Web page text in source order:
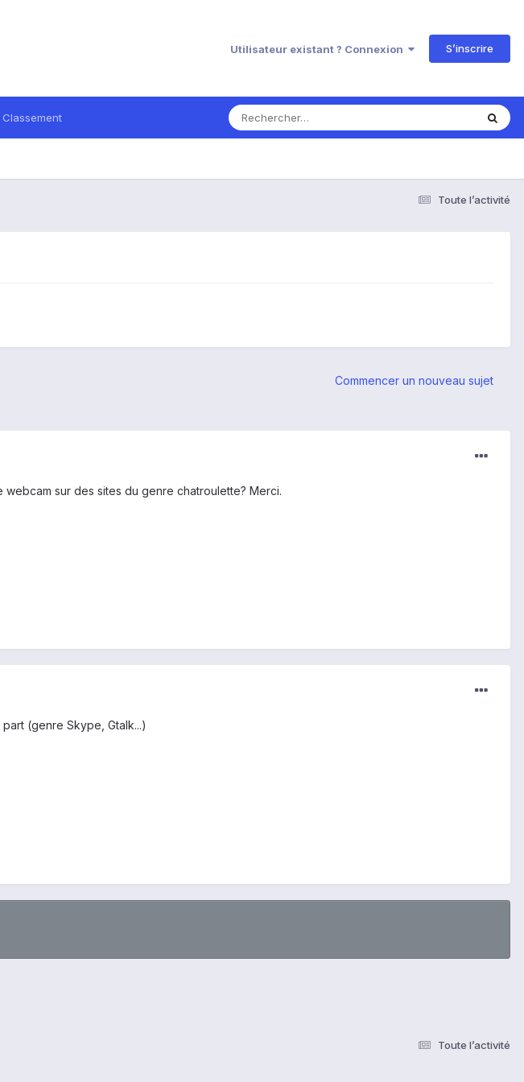
Utilisateur existant ? Connexion S’inscrire
Classement
Toute l’activité
Commencer un nouveau sujet
sur des sites du genre chatroulette? Merci.
(genre Skype, Gtalk...)
Toute l’activité